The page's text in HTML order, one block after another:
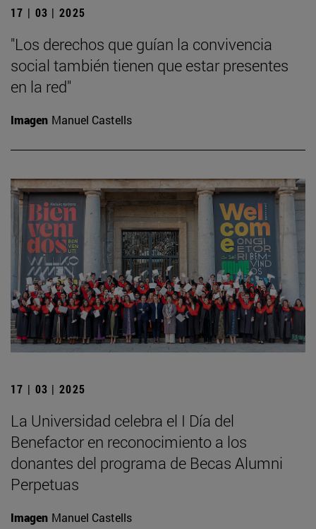
17 | 03 | 2025
"Los derechos que guían la convivencia
social también tienen que estar presentes
en la red"
Imagen Manuel Castells
17 | 03 | 2025
La Universidad celebra el I Día del
Benefactor en reconocimiento a los
donantes del programa de Becas Alumni
Perpetuas
Imagen Manuel Castells